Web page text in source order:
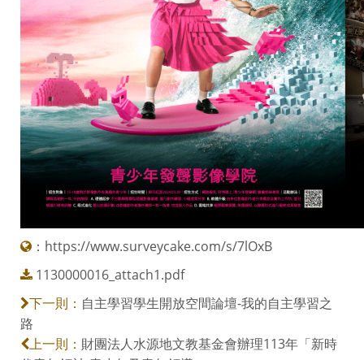
： https://www.surveycake.com/s/7lOxB
1130000016_attach1.pdf
下一則： 自主學習學生開放空間論壇-我的自主學習之
路
上一則： 財團法人水源地文教基金會辦理113年「新時